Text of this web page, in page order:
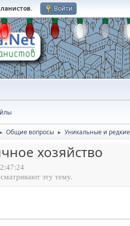
. Войти
► Общие вопросы ► Уникальные и
хозяйство
эту тему.